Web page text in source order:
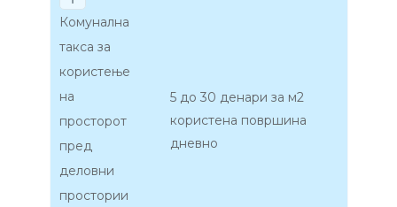
Комунална
такса за
користење
на
просторот
пред
деловни
простории
5 до 30 денари за м2
користена површина
дневно